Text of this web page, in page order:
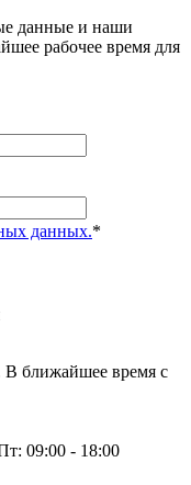
данные и наши
рабочее время для
данных.*
В ближайшее время с
09:00 - 18:00